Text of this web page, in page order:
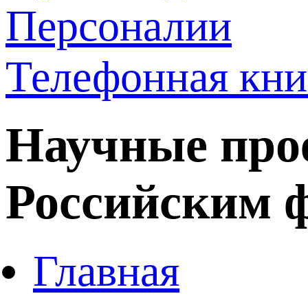
Персоналии
Телефонная
Научные
Российским
Главная